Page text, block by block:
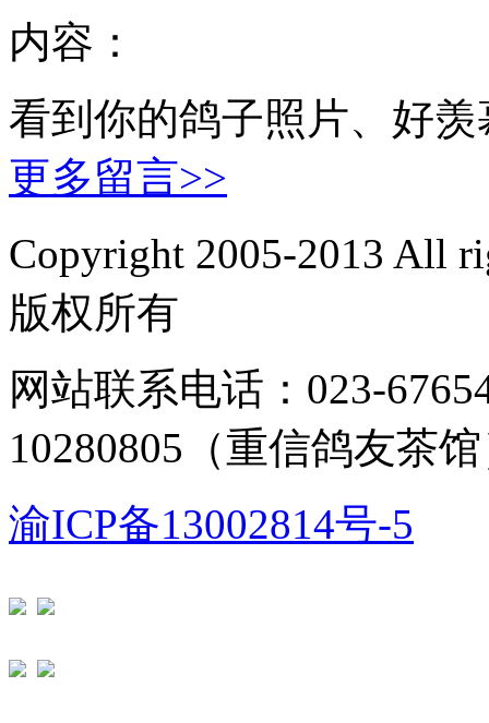
内容：
看到你的鸽子照片、好
更多留言>>
Copyright 2005-2013 All
版权所有
网站联系电话：023-
10280805（重信鸽友茶
渝ICP备13002814号-5